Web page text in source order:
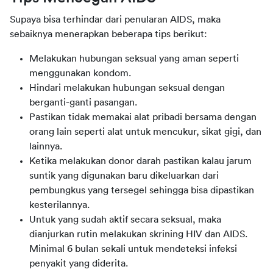
Supaya bisa terhindar dari penularan AIDS, maka
sebaiknya menerapkan beberapa tips berikut:
Melakukan hubungan seksual yang aman seperti
menggunakan kondom.
Hindari melakukan hubungan seksual dengan
berganti-ganti pasangan.
Pastikan tidak memakai alat pribadi bersama dengan
orang lain seperti alat untuk mencukur, sikat gigi, dan
lainnya.
Ketika melakukan donor darah pastikan kalau jarum
suntik yang digunakan baru dikeluarkan dari
pembungkus yang tersegel sehingga bisa dipastikan
kesterilannya.
Untuk yang sudah aktif secara seksual, maka
dianjurkan rutin melakukan skrining HIV dan AIDS.
Minimal 6 bulan sekali untuk mendeteksi infeksi
penyakit yang diderita.